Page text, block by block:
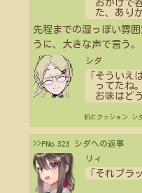
おかげで
た、あり
先程までの湿っぽい雰
うに、大きな声で言う。
シダ
「そういえ
ってたね。
お味はど
机とクッション シ
>>PNo.323 シダへの返事
リィ
「それブラ